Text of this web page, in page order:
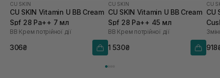
CU SKIN
CU SKIN Vitamin U BB Cream
Spf 28 Pa++ 7 мл
BB Крем потрійної дії
306₴
CU SKIN
CU SKIN Vitamin U BB Cream
Spf 28 Pa++ 45 мл
BB Крем потрійної дії
1 530₴
CU
CU
21